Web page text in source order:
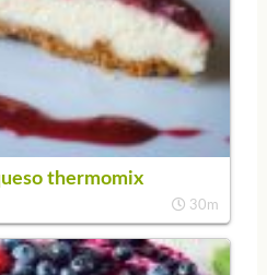
thermomix
30m